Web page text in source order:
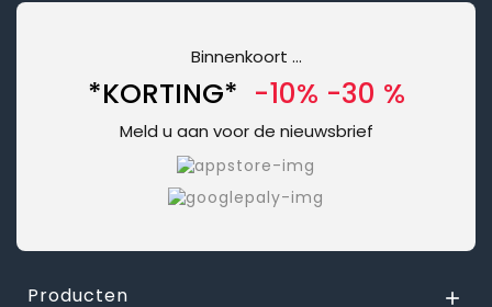
Binnenkoort ...
*KORTING* -10% -30 %
Meld u aan voor de nieuwsbrief
Producten 